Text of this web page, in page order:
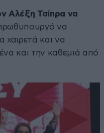
Αλέξη Τσίπρα να
να
χαιρετά και να
και την καθεμιά από